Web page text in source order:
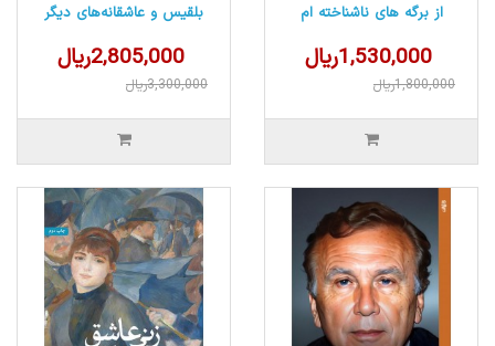
بلقیس و عاشقانه‌های دیگر
2,805,000ریال
3,300,000ریال
از برگه های ناشناخته ام
1,530,000ریال
1,800,000ریال